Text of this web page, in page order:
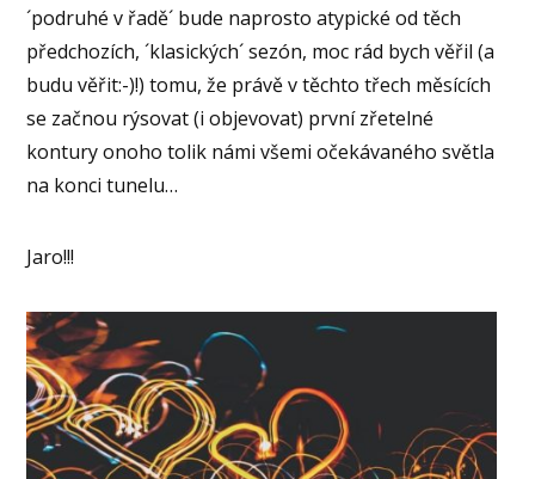
´podruhé v řadě´ bude naprosto atypické od těch
předchozích, ´klasických´ sezón, moc rád bych věřil (a
budu věřit:-)!) tomu, že právě v těchto třech měsících
se začnou rýsovat (i objevovat) první zřetelné
kontury onoho tolik námi všemi očekávaného světla
na konci tunelu…
Jaro!!!